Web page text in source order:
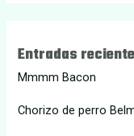
Entradas
Mmmm Bacon
Chorizo de perro